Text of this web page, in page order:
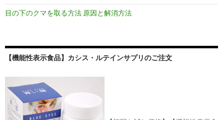
目の下のクマを取る方法 原因と解消方法
【機能性表示食品】カシス・ルテインサプリのご注文